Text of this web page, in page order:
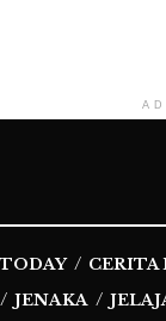
CERITA
JENAKA